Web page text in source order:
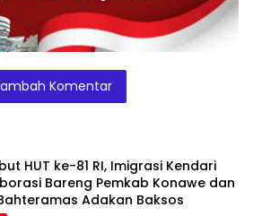
Komentar
HUT ke-81 RI, Imigrasi Kendari
Bareng Pemkab Konawe dan
Bahteramas Adakan Baksos